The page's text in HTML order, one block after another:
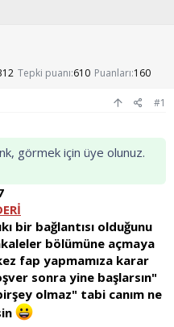
Tepki puanı 610 Puanları 160
#1
görmek için üye olunuz.
bir bağlantısı olduğunu
bölümüne açmaya
fap yapmamıza karar
sonra yine başlarsın"
olmaz" tabi canım ne